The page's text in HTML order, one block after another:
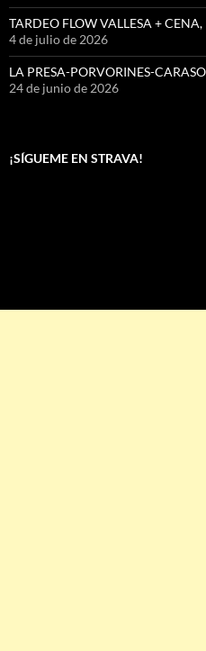
TARDEO FLOW VALLESA +
4 de julio de 2026
LA PRESA-PORVORINES-
24 de junio de 2026
¡SÍGUEME EN STRAVA!